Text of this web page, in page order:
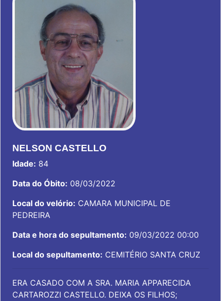
NELSON CASTELLO
Idade: 84
Data do Óbito: 08/03/2022
Local do velório: CAMARA MUNICIPAL DE
PEDREIRA
Data e hora do sepultamento: 09/03/2022 00:00
Local do sepultamento: CEMITÉRIO SANTA CRUZ
ERA CASADO COM A SRA. MARIA APPARECIDA
CARTAROZZI CASTELLO. DEIXA OS FILHOS;